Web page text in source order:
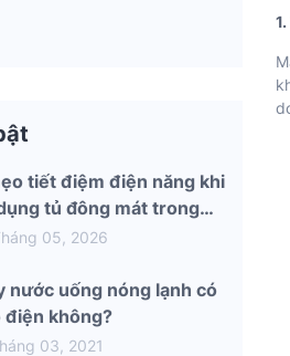
tiết điệm điện năng khi
tủ đông mát trong
hè 2026
05, 2026
nước uống nóng lạnh có
điện không?
03, 2021